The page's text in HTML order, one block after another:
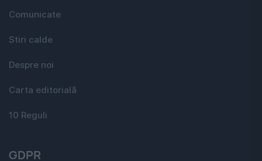
Comunicate
Stiri calde
Despre noi
Carta editorială
10 Reguli
GDPR